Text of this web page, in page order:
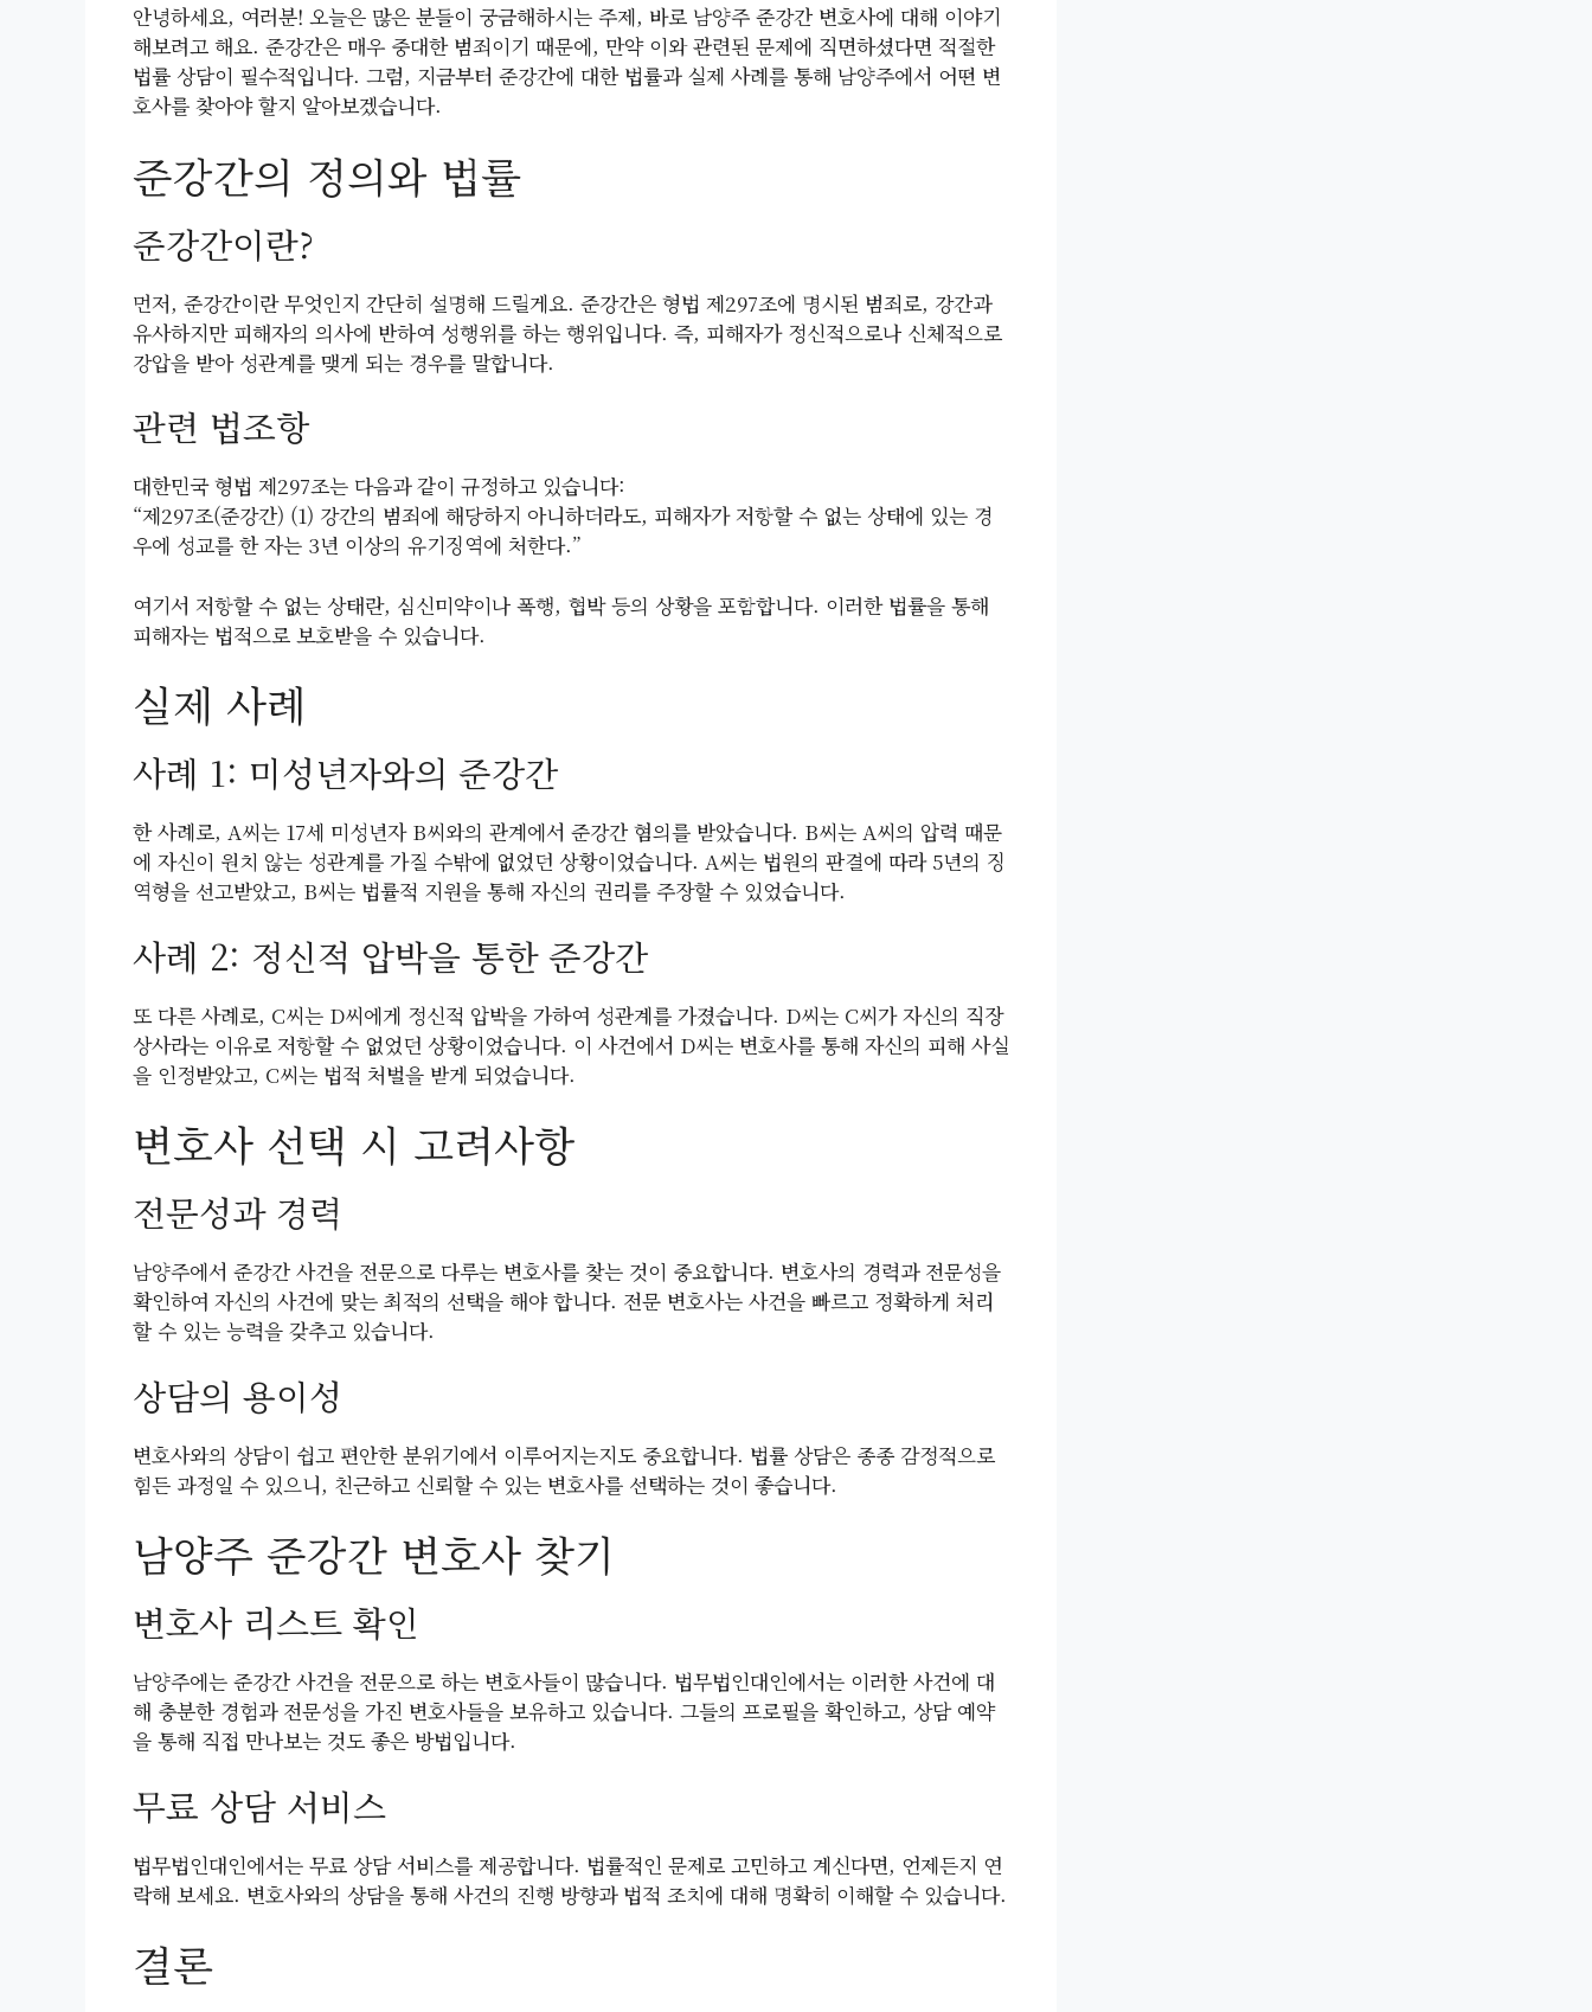
안녕하세요, 여러분! 오늘은 많은 분들이 궁금해하시는 주제, 바로 남양주 준강간 변호사에 대해 이야기
해보려고 해요. 준강간은 매우 중대한 범죄이기 때문에, 만약 이와 관련된 문제에 직면하셨다면 적절한
법률 상담이 필수적입니다. 그럼, 지금부터 준강간에 대한 법률과 실제 사례를 통해 남양주에서 어떤 변
호사를 찾아야 할지 알아보겠습니다.
준강간의 정의와 법률
준강간이란?
먼저, 준강간이란 무엇인지 간단히 설명해 드릴게요. 준강간은 형법 제297조에 명시된 범죄로, 강간과
유사하지만 피해자의 의사에 반하여 성행위를 하는 행위입니다. 즉, 피해자가 정신적으로나 신체적으로
강압을 받아 성관계를 맺게 되는 경우를 말합니다.
관련 법조항
대한민국 형법 제297조는 다음과 같이 규정하고 있습니다:
“제297조(준강간) (1) 강간의 범죄에 해당하지 아니하더라도, 피해자가 저항할 수 없는 상태에 있는 경
우에 성교를 한 자는 3년 이상의 유기징역에 처한다.”
여기서 저항할 수 없는 상태란, 심신미약이나 폭행, 협박 등의 상황을 포함합니다. 이러한 법률을 통해
피해자는 법적으로 보호받을 수 있습니다.
실제 사례
사례 1: 미성년자와의 준강간
한 사례로, A씨는 17세 미성년자 B씨와의 관계에서 준강간 혐의를 받았습니다. B씨는 A씨의 압력 때문
에 자신이 원치 않는 성관계를 가질 수밖에 없었던 상황이었습니다. A씨는 법원의 판결에 따라 5년의 징
역형을 선고받았고, B씨는 법률적 지원을 통해 자신의 권리를 주장할 수 있었습니다.
사례 2: 정신적 압박을 통한 준강간
또 다른 사례로, C씨는 D씨에게 정신적 압박을 가하여 성관계를 가졌습니다. D씨는 C씨가 자신의 직장
상사라는 이유로 저항할 수 없었던 상황이었습니다. 이 사건에서 D씨는 변호사를 통해 자신의 피해 사실
을 인정받았고, C씨는 법적 처벌을 받게 되었습니다.
변호사 선택 시 고려사항
전문성과 경력
남양주에서 준강간 사건을 전문으로 다루는 변호사를 찾는 것이 중요합니다. 변호사의 경력과 전문성을
확인하여 자신의 사건에 맞는 최적의 선택을 해야 합니다. 전문 변호사는 사건을 빠르고 정확하게 처리
할 수 있는 능력을 갖추고 있습니다.
상담의 용이성
변호사와의 상담이 쉽고 편안한 분위기에서 이루어지는지도 중요합니다. 법률 상담은 종종 감정적으로
힘든 과정일 수 있으니, 친근하고 신뢰할 수 있는 변호사를 선택하는 것이 좋습니다.
남양주 준강간 변호사 찾기
변호사 리스트 확인
남양주에는 준강간 사건을 전문으로 하는 변호사들이 많습니다. 법무법인대인에서는 이러한 사건에 대
해 충분한 경험과 전문성을 가진 변호사들을 보유하고 있습니다. 그들의 프로필을 확인하고, 상담 예약
을 통해 직접 만나보는 것도 좋은 방법입니다.
무료 상담 서비스
법무법인대인에서는 무료 상담 서비스를 제공합니다. 법률적인 문제로 고민하고 계신다면, 언제든지 연
락해 보세요. 변호사와의 상담을 통해 사건의 진행 방향과 법적 조치에 대해 명확히 이해할 수 있습니다.
결론